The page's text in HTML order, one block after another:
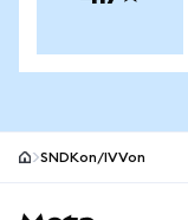
SNDKon/IVVon